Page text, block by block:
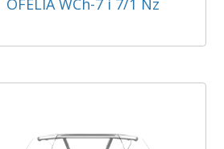
OFELIA WCh-7 i 7/1 Nz